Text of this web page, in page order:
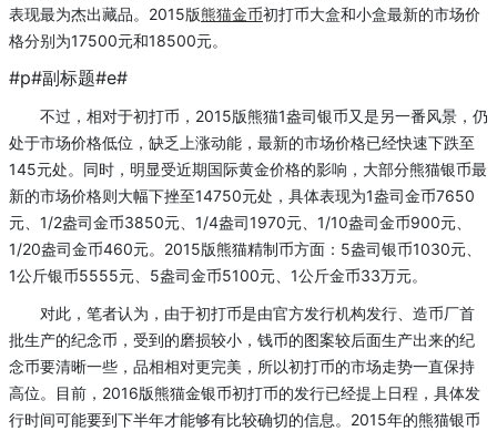
表现最为杰出藏品。2015版熊猫金币初打币大盒和小盒最新的市场价
格分别为17500元和18500元。
#p#副标题#e#
不过，相对于初打币，2015版熊猫1盎司银币又是另一番风景，仍
处于市场价格低位，缺乏上涨动能，最新的市场价格已经快速下跌至
145元处。同时，明显受近期国际黄金价格的影响，大部分熊猫银币最
新的市场价格则大幅下挫至14750元处，具体表现为1盎司金币7650
元、1/2盎司金币3850元、1/4盎司1970元、1/10盎司金币900元、
1/20盎司金币460元。2015版熊猫精制币方面：5盎司银币1030元、
1公斤银币5555元、5盎司金币5100元、1公斤金币33万元。
对此，笔者认为，由于初打币是由官方发行机构发行、造币厂首
批生产的纪念币，受到的磨损较小，钱币的图案较后面生产出来的纪
念币要清晰一些，品相相对更完美，所以初打币的市场走势一直保持
高位。目前，2016版熊猫金银币初打币的发行已经提上日程，具体发
行时间可能要到下半年才能够有比较确切的信息。2015年的熊猫银币